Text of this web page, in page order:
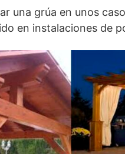
una grúa en unos
en instalaciones de